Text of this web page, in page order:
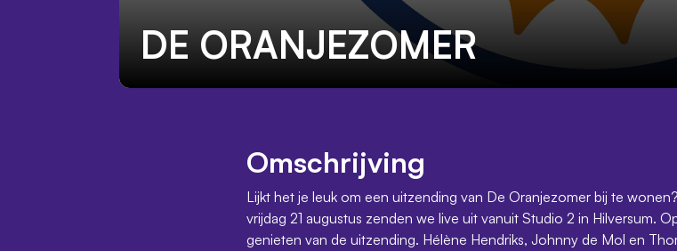
DE ORANJEZOMER
Omschrijving
Lijkt het je leuk om een uitzending van De Oranjezomer bij te
vrijdag 21 augustus zenden we live uit vanuit Studio 2 in Hilversum.
genieten van de uitzending. Hélène Hendriks, Johnny de Mol en